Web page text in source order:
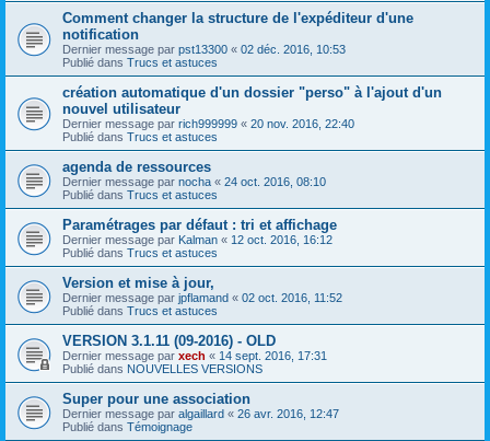
Comment changer la structure de l'expéditeur d'une
notification
Dernier message par pst13300 « 02 déc. 2016, 10:53
Publié dans Trucs et astuces
création automatique d'un dossier "perso" à l'ajout d'un
nouvel utilisateur
Dernier message par rich999999 « 20 nov. 2016, 22:40
Publié dans Trucs et astuces
agenda de ressources
Dernier message par nocha « 24 oct. 2016, 08:10
Publié dans Trucs et astuces
Paramétrages par défaut : tri et affichage
Dernier message par Kalman « 12 oct. 2016, 16:12
Publié dans Trucs et astuces
Version et mise à jour,
Dernier message par jpflamand « 02 oct. 2016, 11:52
Publié dans Trucs et astuces
VERSION 3.1.11 (09-2016) - OLD
Dernier message par xech « 14 sept. 2016, 17:31
Publié dans NOUVELLES VERSIONS
Super pour une association
Dernier message par algaillard « 26 avr. 2016, 12:47
Publié dans Témoignage